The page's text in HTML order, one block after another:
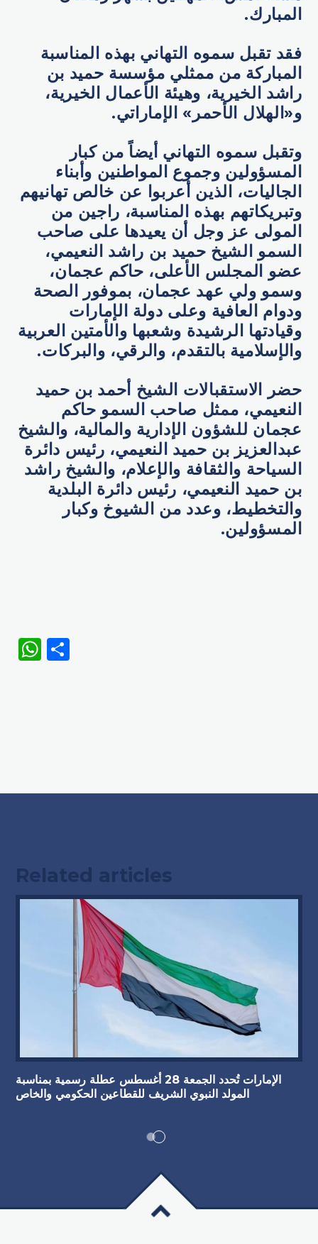
المبارك.
فقد تقبل سموه التهاني بهذه المناسبة
المباركة من ممثلي مؤسسة حميد بن
راشد الخيرية، وهيئة الأعمال الخيرية،
و«الهلال الأحمر» الإماراتي.
وتقبل سموه التهاني أيضاً من كبار
المسؤولين وجموع المواطنين وأبناء
الجاليات، الذين أعربوا عن خالص تهانيهم
وتبريكاتهم بهذه المناسبة، راجين من
المولى عز وجل أن يعيدها على صاحب
السمو الشيخ حميد بن راشد النعيمي،
عضو المجلس الأعلى، حاكم عجمان،
وسمو ولي عهد عجمان، بموفور الصحة
ودوام العافية وعلى دولة الإمارات
وقيادتها الرشيدة وشعبها والأمتين العربية
والإسلامية بالتقدم، والرقي، والبركات.
حضر الاستقبالات الشيخ أحمد بن حميد
النعيمي، ممثل صاحب السمو حاكم
عجمان للشؤون الإدارية والمالية، والشيخ
عبدالعزيز بن حميد النعيمي، رئيس دائرة
السياحة والثقافة والإعلام، والشيخ راشد
بن حميد النعيمي، رئيس دائرة البلدية
والتخطيط، وعدد من الشيوخ وكبار
المسؤولين.
WhatsApp
Related articles
الإمارات تُحدد الجمعة 28 أغسطس عطلة رسمية بمناسبة
المولد النبوي الشريف للقطاعين الحكومي والخاص